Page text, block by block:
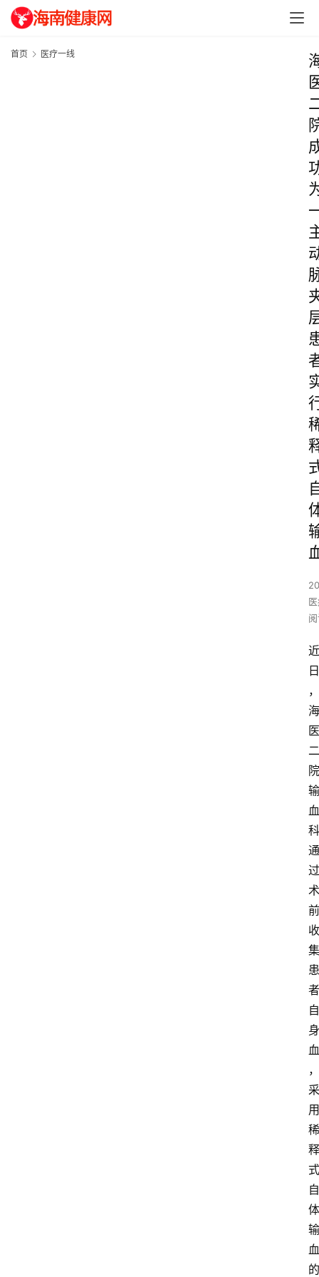
首页 医疗一线
近
日
，
海
医
二
院
输
血
科
通
过
术
前
收
集
患
者
自
身
血
，
采
用
稀
释
式
自
体
输
血
的